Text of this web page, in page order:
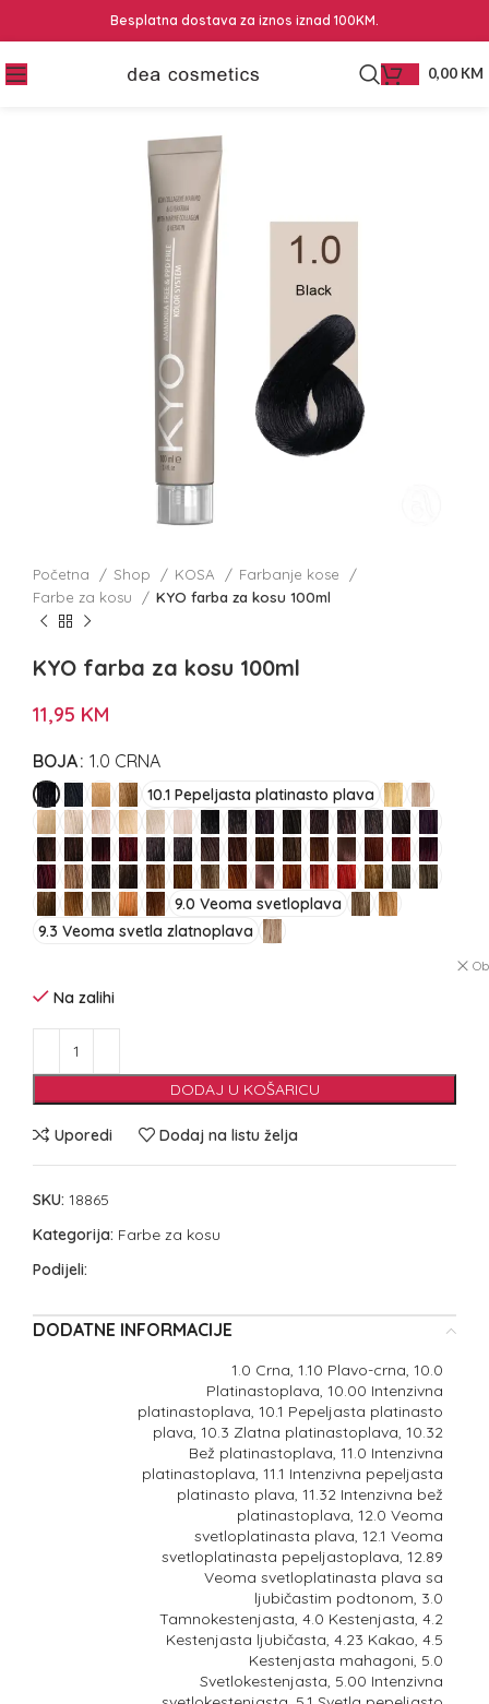
Besplatna dostava za iznos iznad 100KM.
0,00 KM
Početna Shop KOSA
Farbanje kose
Farbe za kosu
KYO farba za kosu 100ml
KYO farba za kosu 100ml
11,95 KM
BOJA 1.0 CRNA
10.1 Pepeljasta platinasto plava
9.0 Veoma svetloplava
9.3 Veoma svetla zlatnoplava
Na zalihi
DODAJ U KOŠARICU
Uporedi Dodaj na listu želja
SKU: 18865
Kategorija: Farbe za kosu
Podijeli:
DODATNE INFORMACIJE
1.0 Crna, 1.10 Plavo-crna, 10.0
Platinastoplava, 10.00 Intenzivna
platinastoplava, 10.1 Pepeljasta platinasto
plava, 10.3 Zlatna platinastoplava, 10.32
Bež platinastoplava, 11.0 Intenzivna
platinastoplava, 11.1 Intenzivna pepeljasta
platinasto plava, 11.32 Intenzivna bež
platinastoplava, 12.0 Veoma
svetloplatinasta plava, 12.1 Veoma
svetloplatinasta pepeljastoplava, 12.89
Veoma svetloplatinasta plava sa
ljubičastim podtonom, 3.0
Tamnokestenjasta, 4.0 Kestenjasta, 4.2
Kestenjasta ljubičasta, 4.23 Kakao, 4.5
Kestenjasta mahagoni, 5.0
Svetlokestenjasta, 5.00 Intenzivna